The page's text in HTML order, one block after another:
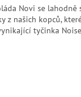
Novi se lahodně
z našich kopců,
tyčinka